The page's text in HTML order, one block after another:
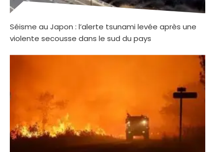
Séisme au Japon : l’alerte tsunami levée après une
violente secousse dans le sud du pays